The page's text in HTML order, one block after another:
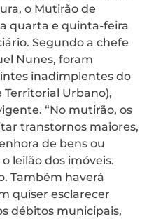
o Mutirão de
quarta e quinta-feira
Segundo a chefe
Nunes, foram
inadimplentes do
Territorial Urbano),
“No mutirão, os
transtornos maiores,
de bens ou
leilão dos imóveis.
Também haverá
quiser esclarecer
débitos municipais,